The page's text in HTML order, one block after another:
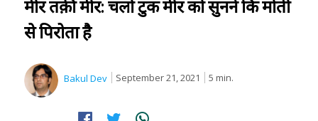
मीर तक़ी मीर: चलो टुक मीर को सुनने कि मोती
से पिरोता है
Bakul Dev September 21, 2021 5 min.